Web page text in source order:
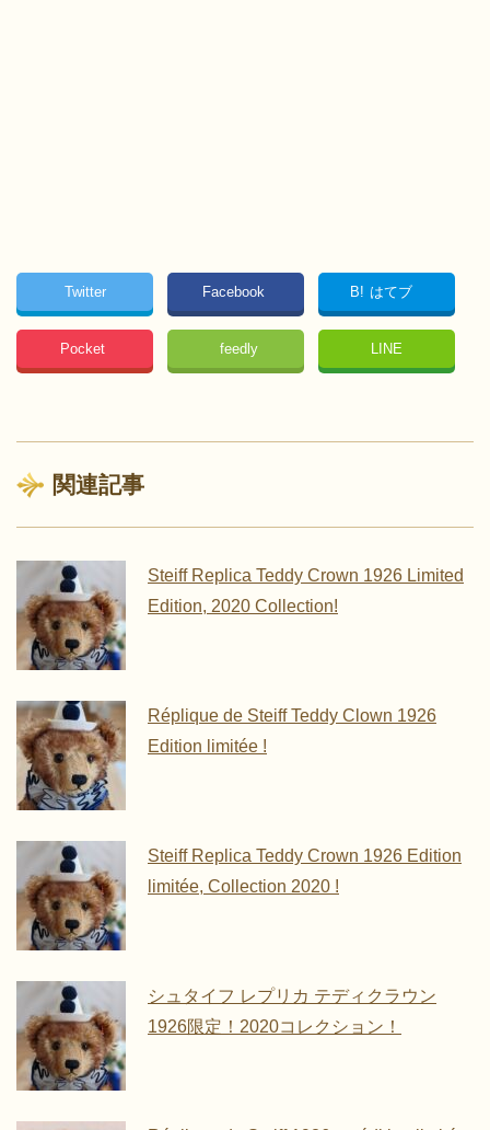
Twitter Facebook B! はてブ
Pocket feedly LINE
関連記事
Steiff Replica Teddy Crown 1926 Limited
Edition, 2020 Collection!
Réplique de Steiff Teddy Clown 1926
Edition limitée !
Steiff Replica Teddy Crown 1926 Edition
limitée, Collection 2020 !
シュタイフ レプリカ テディクラウン
1926限定！2020コレクション！